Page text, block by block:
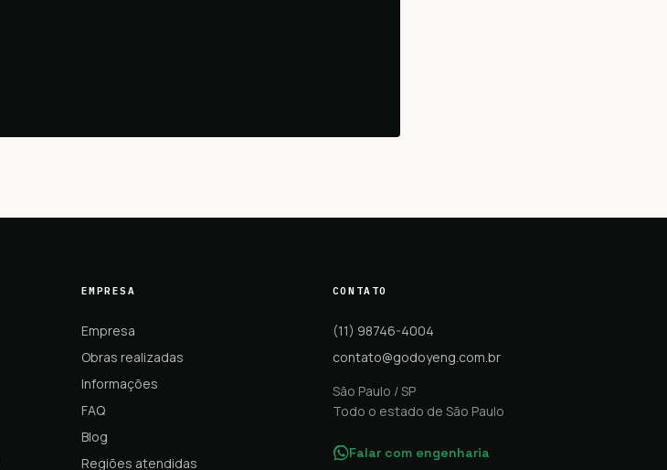
EMPRESA
Empresa
Obras realizadas
Informações
FAQ
Blog
Regiões atendidas
CONTATO
(11) 98746-4004
contato@godoyeng.com.br
São Paulo / SP
Todo o estado de São Paulo
Falar com engenharia